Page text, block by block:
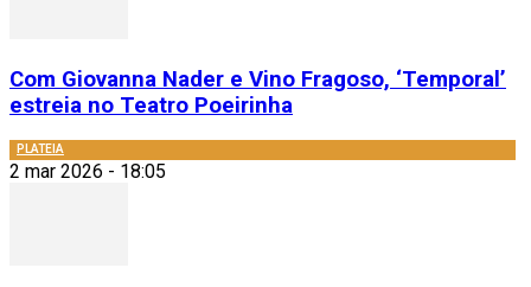
Com Giovanna Nader e Vino Fragoso, ‘Temporal’
estreia no Teatro Poeirinha
PLATEIA
2 mar 2026 - 18:05